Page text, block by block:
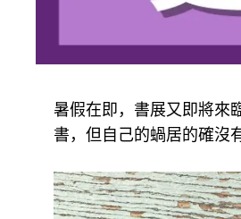
暑假在即，書展又即將來
書，但自己的蝸居的確沒